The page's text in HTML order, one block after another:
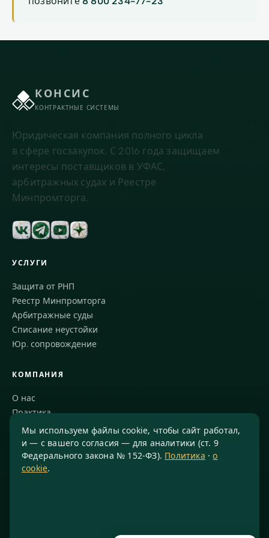
КОНСИС
КОНТРАКТНЫЕ СИСТЕМЫ
Юридическая компания полного цикла
в сфере госзакупок. С 2016 года защищаем
интересы поставщиков в УФАС,
арбитражных судах и Реестре
Минпромторга.
УСЛУГИ
Защита от РНП
Реестр Минпромторга
Арбитражные суды
Списание неустойки
Юр. сопровождение
КОМПАНИЯ
О нас
Практика
Блог
Команда
Благодарности
Мы используем файлы cookie, чтобы сайт работал,
и — с вашего согласия — для аналитики (ст. 9
Федерального закона № 152-ФЗ). Политика ·о
cookie.